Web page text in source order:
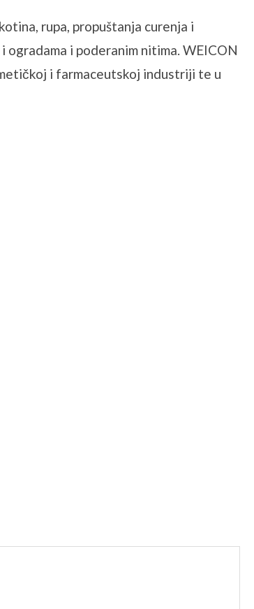
rupa, propuštanja curenja i
ogradama i poderanim nitima. WEICON
i farmaceutskoj industriji te u